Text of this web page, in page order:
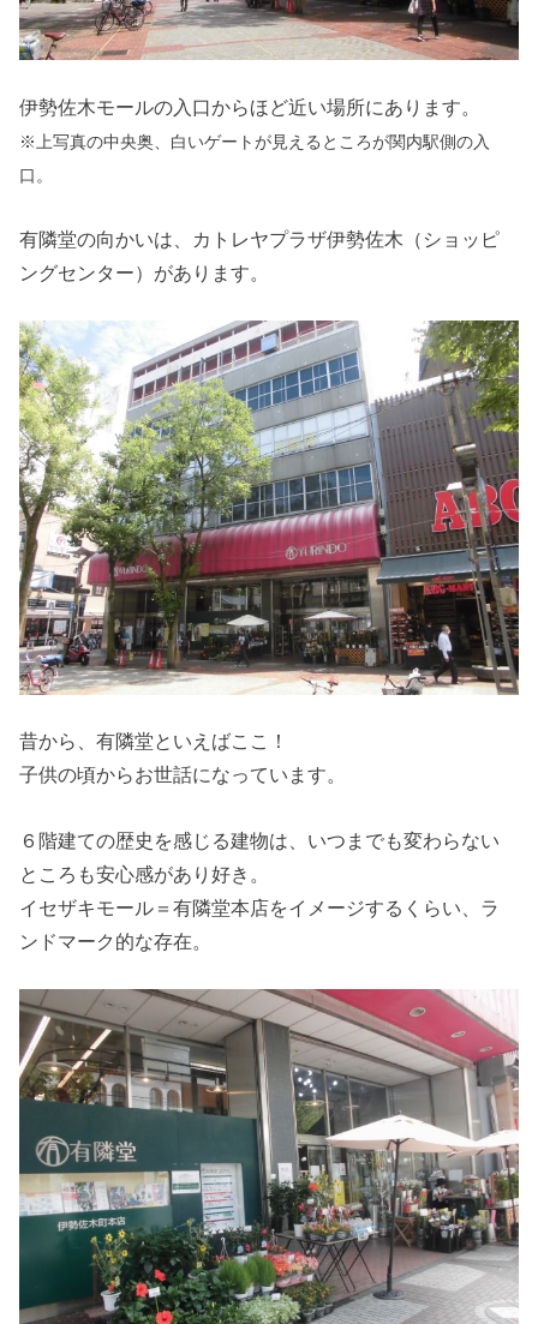
伊勢佐木モールの入口からほど近い場所にあります。
※上写真の中央奥、白いゲートが見えるところが関内駅側の入
口。
有隣堂の向かいは、カトレヤプラザ伊勢佐木（ショッピ
ングセンター）があります。
昔から、有隣堂といえばここ！
子供の頃からお世話になっています。
６階建ての歴史を感じる建物は、いつまでも変わらない
ところも安心感があり好き。
イセザキモール＝有隣堂本店をイメージするくらい、ラ
ンドマーク的な存在。